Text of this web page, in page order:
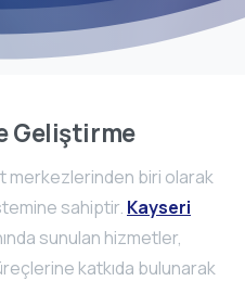
Geliştirme
merkezlerinden biri olarak
sahiptir. Kayseri
sunulan hizmetler,
katkıda bulunarak